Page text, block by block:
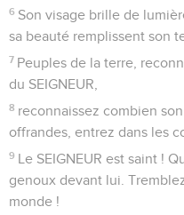
6 Son visage brille de
sa beauté remplissent son
7 Peuples de la terre,
du SEIGNEUR,
8 reconnaissez combien
offrandes, entrez dans les
9 Le SEIGNEUR est saint !
genoux devant lui.
monde !